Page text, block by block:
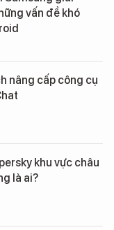
vấn đề khó
nâng cấp công cụ
khu vực châu
là ai?